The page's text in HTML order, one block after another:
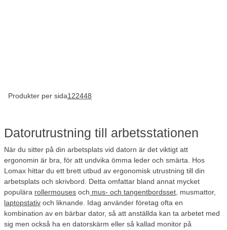
Produkter per sida122448
Datorutrustning till arbetsstationen
När du sitter på din arbetsplats vid datorn är det viktigt att
ergonomin är bra, för att undvika ömma leder och smärta. Hos
Lomax hittar du ett brett utbud av ergonomisk utrustning till din
arbetsplats och skrivbord. Detta omfattar bland annat mycket
populära rollermouses och mus- och tangentbordsset, musmattor,
laptopstativ och liknande. Idag använder företag ofta en
kombination av en bärbar dator, så att anställda kan ta arbetet med
sig men också ha en datorskärm eller så kallad monitor på